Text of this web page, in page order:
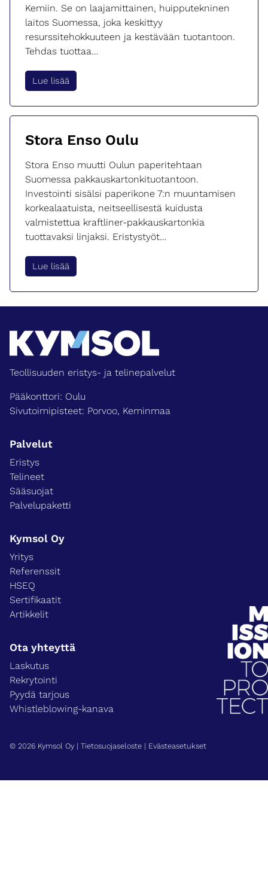
Kemiin. Se on laajamittainen, huipputekninen
laitos Suomessa, joka keskittyy
resurssitehokkuuteen ja kestävään tuotantoon.
Tehdas tuottaa…
Lue lisää
e
t
s
F
b
r
e
K
e
m
Stora Enso Oulu
Stora Enso muutti Oulun paperitehtaan
Suomessa pakkauskartonkituotantoon.
Investointi sisälsi paperikone 7:n muuntamisen
korkealaatuista, neitseellisestä kuidusta
valmistettua kraftliner-pakkauskartonkia
tuottavaksi linjaksi. Eristystyöt…
Lue lisää
t
o
r
E
n
o
u
l
Teollisuuden eristys- ja telinepalvelut
Pääkonttori: Oulu
Sivutoimipisteet: Porvoo, Keminmaa
Palvelut
Eristys
Telineet
Sääsuojat
Palvelupaketti
Kymsol Oy
Yritys
Referenssit
HSEQ
Sertifikaatit
Artikkelit
Ota yhteyttä
Laskutus
Rekrytointi
Pyydä tarjous
Whistleblowing-kanava
© 2026 Kymsol Oy | Tietosuojaseloste | Evästeasetukset